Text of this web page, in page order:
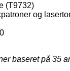
(T9732)
og
baseret på 35